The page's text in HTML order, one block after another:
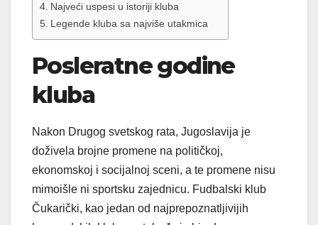
Najveći uspesi u istoriji kluba
Legende kluba sa najviše utakmica
Posleratne godine
kluba
Nakon Drugog svetskog rata, Jugoslavija je
doživela brojne promene na političkoj,
ekonomskoj i socijalnoj sceni, a te promene nisu
mimoišle ni sportsku zajednicu. Fudbalski klub
Čukarički, kao jedan od najprepoznatljivijih